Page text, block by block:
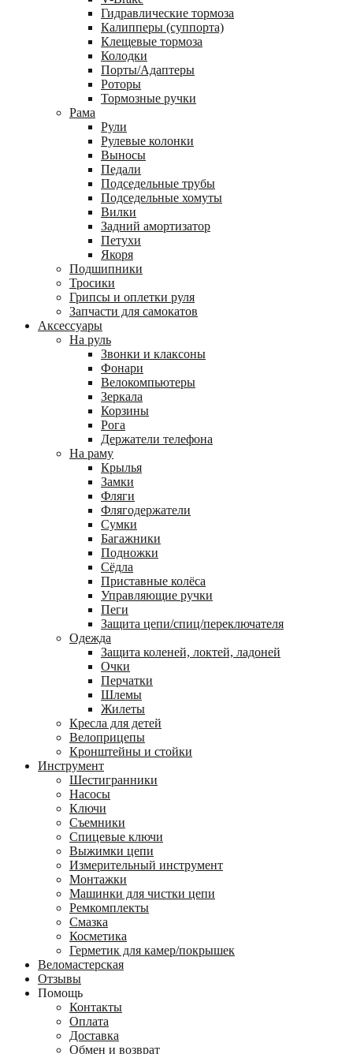
Гидравлические тормоза
Калипперы (суппорта)
Клещевые тормоза
Колодки
Порты/Адаптеры
Роторы
Тормозные ручки
Рама
Рули
Рулевые колонки
Выносы
Педали
Подседельные трубы
Подседельные хомуты
Вилки
Задний амортизатор
Петухи
Якоря
Подшипники
Тросики
Грипсы и оплетки руля
Запчасти для самокатов
Аксессуары
На руль
Звонки и клаксоны
Фонари
Велокомпьютеры
Зеркала
Корзины
Рога
Держатели телефона
На раму
Крылья
Замки
Фляги
Флягодержатели
Сумки
Багажники
Подножки
Сёдла
Приставные колёса
Управляющие ручки
Пеги
Защита цепи/спиц/переключателя
Одежда
Защита коленей, локтей, ладоней
Очки
Перчатки
Шлемы
Жилеты
Кресла для детей
Велоприцепы
Кронштейны и стойки
Инструмент
Шестигранники
Насосы
Ключи
Съемники
Спицевые ключи
Выжимки цепи
Измерительный инструмент
Монтажки
Машинки для чистки цепи
Ремкомплекты
Смазка
Косметика
Герметик для камер/покрышек
Веломастерская
Отзывы
Помощь
Контакты
Оплата
Доставка
Обмен и возврат